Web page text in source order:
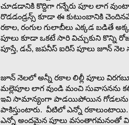
చూడడానికి కొద్దిగా గన్నేరు పూల లాగ
రొడడండ్రన్స్ కూడా ఈ కుటుంబానికి
రకాల, రంగుల గులాబీలు ఎక్కడ బడితే
పూలు కూడా ఒకటే సారి విచ్చుకుని కొన్ని
పూస్తే, డచ్, జపనీస్ ఐరిస్ పూలు జూన్ నెల
జూన్ నెలలో అన్నీ రకాల లిల్లీ పూలు
మల్లెపూల లాగ వుండి మంచి సువాసనను
ఇవి సామాన్యంగా పాడయిపోయిన గోడలను
పాకిస్తుంటారు. వీటిలో ఎన్నో
ఎన్నో అందమైన పూలు వసంతాగమనంతో